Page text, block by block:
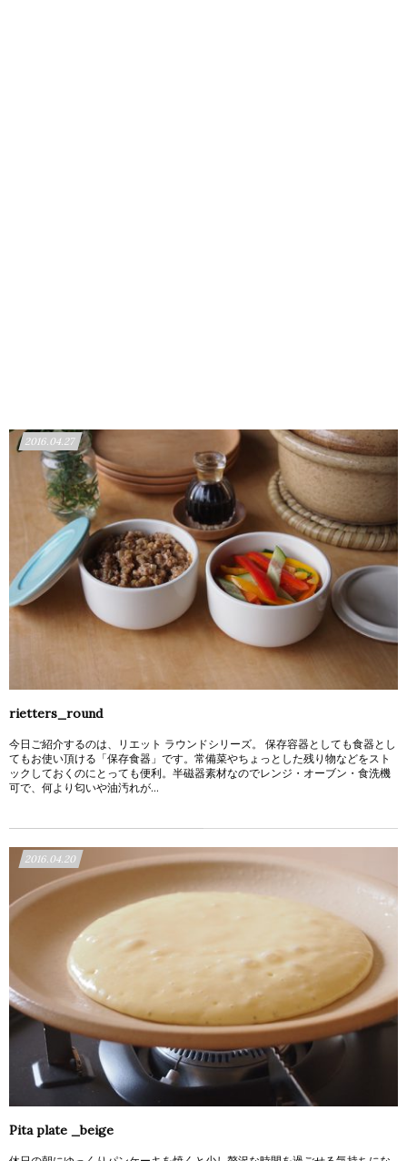
2016.04.27
rietters_round
今日ご紹介するのは、リエット ラウンドシリーズ。 保存容器としても食器とし
てもお使い頂ける「保存食器」です。常備菜やちょっとした残り物などをスト
ックしておくのにとっても便利。半磁器素材なのでレンジ・オーブン・食洗機
可で、何より匂いや油汚れが...
2016.04.20
Pita plate _beige